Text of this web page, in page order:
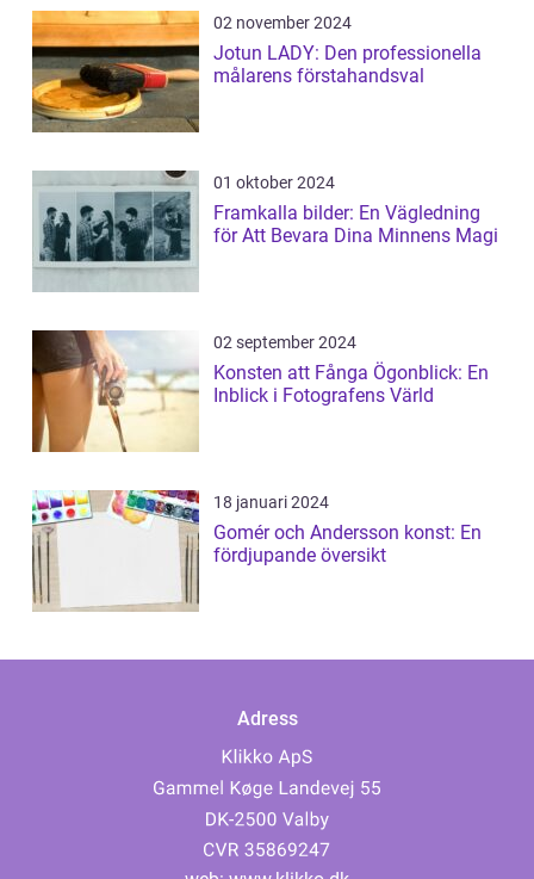
02 november 2024
Jotun LADY: Den professionella
målarens förstahandsval
01 oktober 2024
Framkalla bilder: En Vägledning
för Att Bevara Dina Minnens Magi
02 september 2024
Konsten att Fånga Ögonblick: En
Inblick i Fotografens Värld
18 januari 2024
Gomér och Andersson konst: En
fördjupande översikt
Adress